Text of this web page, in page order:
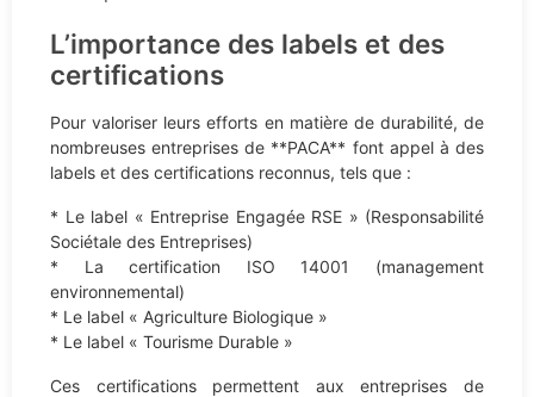
L’importance des labels et des
certifications
Pour valoriser leurs efforts en matière de durabilité, de
nombreuses entreprises de **PACA** font appel à des
labels et des certifications reconnus, tels que :
* Le label « Entreprise Engagée RSE » (Responsabilité
Sociétale des Entreprises)
* La certification ISO 14001 (management
environnemental)
* Le label « Agriculture Biologique »
* Le label « Tourisme Durable »
Ces certifications permettent aux entreprises de